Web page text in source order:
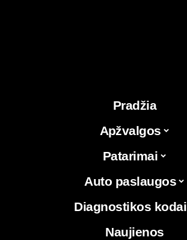
Pradžia
Apžvalgos
Patarimai
Auto paslaugos
Diagnostikos kodai
Naujienos